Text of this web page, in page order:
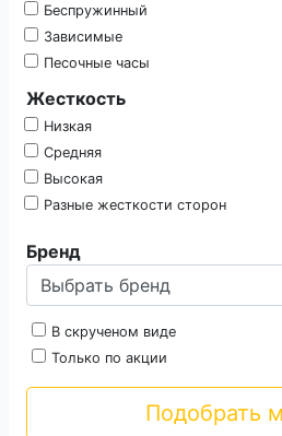
Беспружинный
Зависимые
Песочные часы
Жесткость
Низкая
Средняя
Высокая
Разные жесткости сторон
Бренд
В скрученом виде
Только по акции